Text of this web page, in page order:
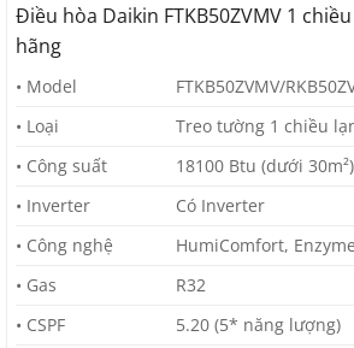
Điều hòa Daikin FTKB50ZVMV 1
hãng
• Model
FTKB50ZVMV/
• Loại
Treo tường 1 chiều
• Công suất
18100 Btu (dưới 30m²)
• Inverter
Có Inverter
• Công nghệ
HumiComfort,
• Gas
R32
• CSPF
5.20 (5* năng lượng)